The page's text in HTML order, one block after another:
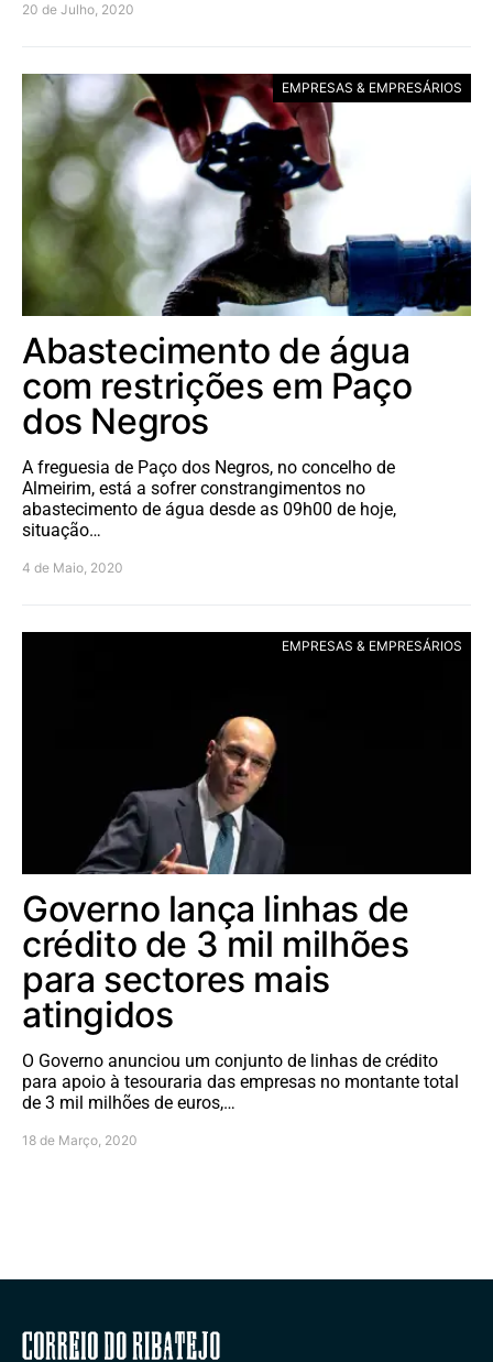
20 de Julho, 2020
EMPRESAS & EMPRESÁRIOS
Abastecimento de água
com restrições em Paço
dos Negros
A freguesia de Paço dos Negros, no concelho de
Almeirim, está a sofrer constrangimentos no
abastecimento de água desde as 09h00 de hoje,
situação…
4 de Maio, 2020
EMPRESAS & EMPRESÁRIOS
Governo lança linhas de
crédito de 3 mil milhões
para sectores mais
atingidos
O Governo anunciou um conjunto de linhas de crédito
para apoio à tesouraria das empresas no montante total
de 3 mil milhões de euros,…
18 de Março, 2020
Correio do Ribatejo